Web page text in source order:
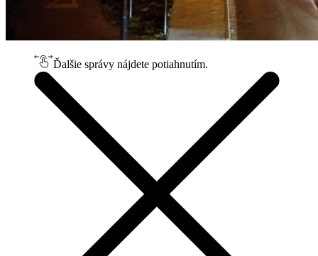
Ďalšie správy nájdete potiahnutím.